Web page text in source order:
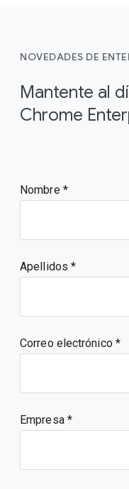
NOVEDADES DE
Mantente al
Chrome
Nombre
Apellidos
Correo electrónico
Empresa